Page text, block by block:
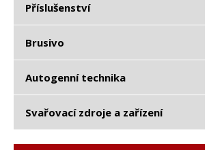
Příslušenství
Brusivo
Autogenní technika
Svařovací zdroje a zařízení